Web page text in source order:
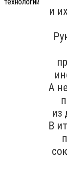
и
А
из
В